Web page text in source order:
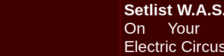
Setlist
On Your
Electric